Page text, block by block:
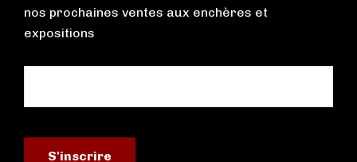
nos prochaines ventes aux enchères et
expositions